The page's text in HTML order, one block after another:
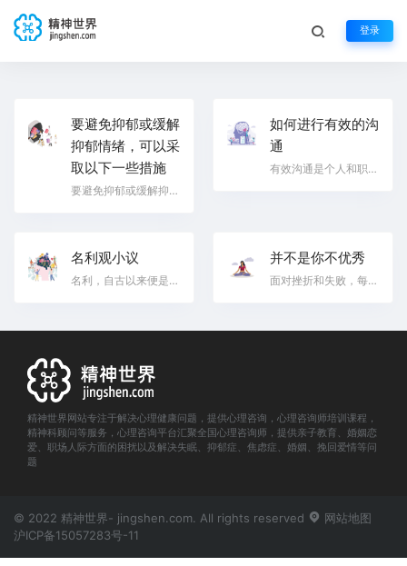
登录
要避免抑郁或缓解
抑郁情绪，可以采
取以下一些措施
要避免抑郁或缓解抑郁情绪，可以采取以下一些措施： 积极的生活方式：保持规律的运动习惯，如散步、慢跑、…
如何进行有效的沟
通
有效沟通是个人和职业成功的关键。以下是一些基本的沟通技巧，可以帮助你更好地与他人交流： 倾听：认真倾…
名利观小议
名利，自古以来便是人类社会中一个复杂而微妙的话题。它既是推动个体奋斗的动力，也是引发纷争和矛盾的根…
并不是你不优秀
面对挫折和失败，每个人都有可能感到沮丧和自我怀疑。但请记住，每个人都有自己独特的价值和潜力。以下是…
精神世界网站专注于解决心理健康问题，提供心理咨询，心理咨询师培训课程，
精神科顾问等服务，心理咨询平台汇聚全国心理咨询师，提供亲子教育、婚姻恋
爱、职场人际方面的困扰以及解决失眠、抑郁症、焦虑症、婚姻、挽回爱情等问
题
© 2022 精神世界- jingshen.com. All rights reserved
网站地图
沪ICP备15057283号-11